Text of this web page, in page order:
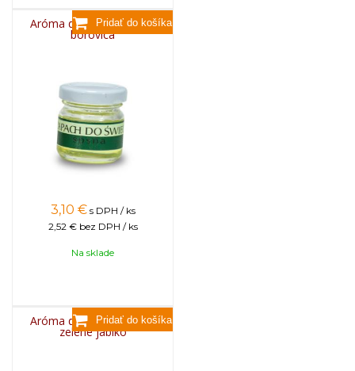
Aróma do sviečok, 25g -
borovica
3,10 € s DPH / ks
2,52 € bez DPH / ks
Na sklade
Aróma do sviečok, 25g -
zelené jablko